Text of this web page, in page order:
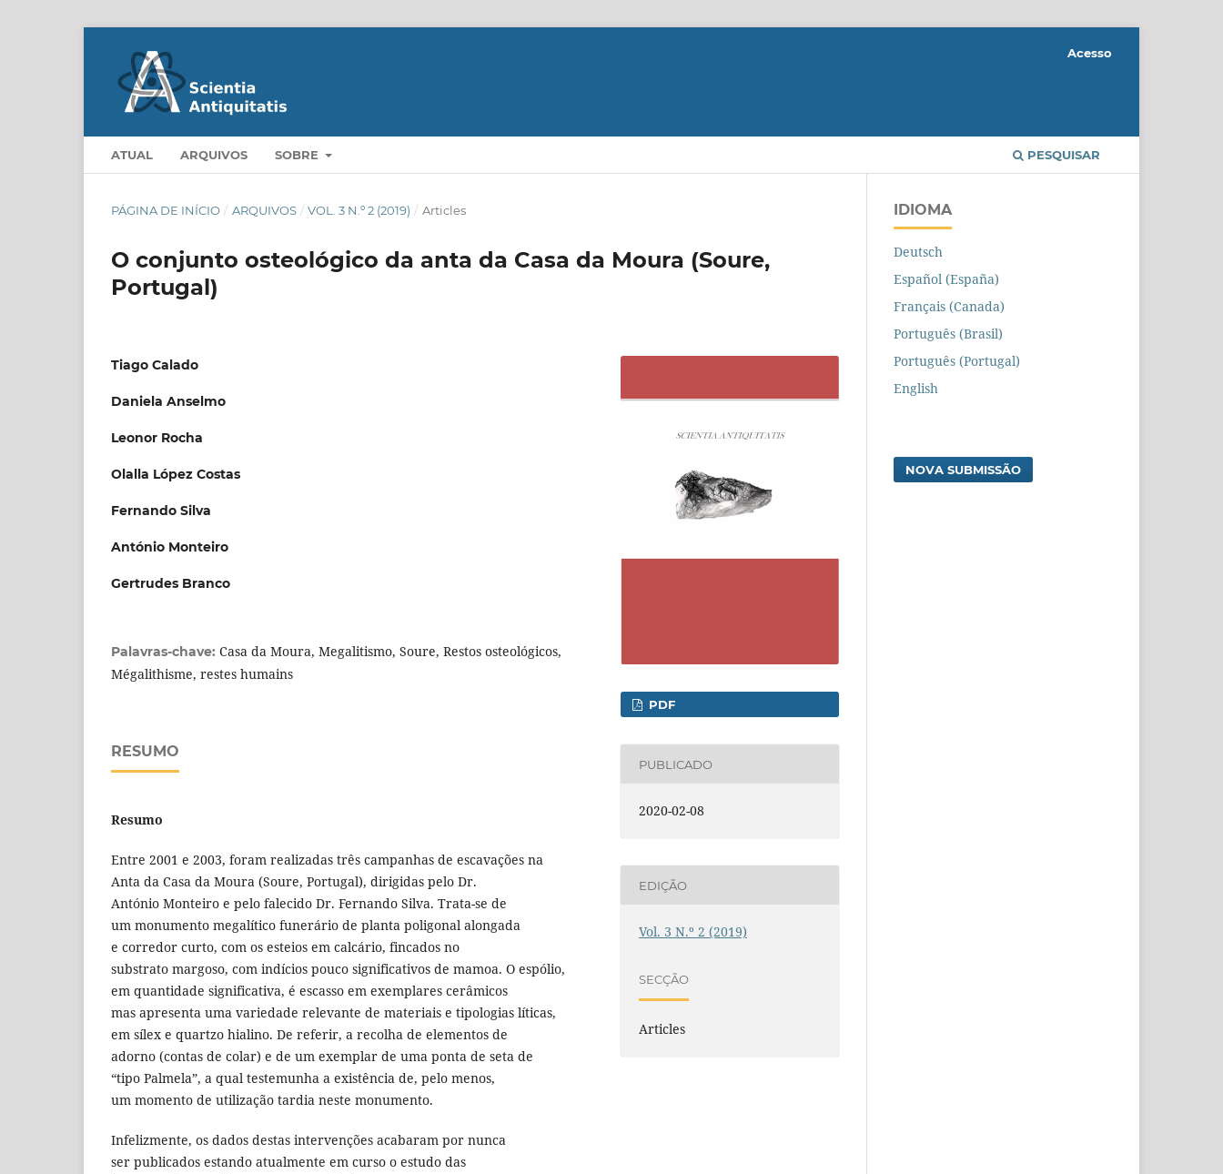
ATUAL ARQUIVOS SOBRE PESQUISAR
Acesso
PÁGINA DE INÍCIO / ARQUIVOS / VOL. 3 N.º 2 (2019) / Articles
O conjunto osteológico da anta da Casa da Moura (Soure,
Portugal)
Tiago Calado
Daniela Anselmo
Leonor Rocha
Olalla López Costas
Fernando Silva
António Monteiro
Gertrudes Branco
Palavras-chave: Casa da Moura, Megalitismo, Soure, Restos osteológicos,
Mégalithisme, restes humains
RESUMO
Resumo
Entre 2001 e 2003, foram realizadas três campanhas de escavações na
Anta da Casa da Moura (Soure, Portugal), dirigidas pelo Dr.
António Monteiro e pelo falecido Dr. Fernando Silva. Trata-se de
um monumento megalítico funerário de planta poligonal alongada
e corredor curto, com os esteios em calcário, fincados no
substrato margoso, com indícios pouco significativos de mamoa. O espólio,
em quantidade significativa, é escasso em exemplares cerâmicos
mas apresenta uma variedade relevante de materiais e tipologias líticas,
em sílex e quartzo hialino. De referir, a recolha de elementos de
adorno (contas de colar) e de um exemplar de uma ponta de seta de
“tipo Palmela”, a qual testemunha a existência de, pelo menos,
um momento de utilização tardia neste monumento.
Infelizmente, os dados destas intervenções acabaram por nunca
ser publicados estando atualmente em curso o estudo das
PDF
PUBLICADO
2020-02-08
EDIÇÃO
Vol. 3 N.º 2 (2019)
SECÇÃO
Articles
IDIOMA
Deutsch
Español (España)
Français (Canada)
Português (Brasil)
Português (Portugal)
English
NOVA SUBMISSÃO